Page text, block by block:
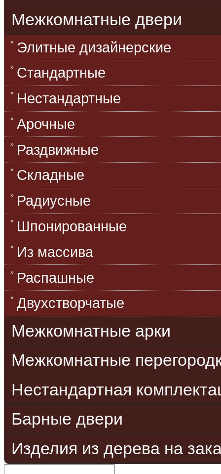
Межкомнатные двери
Элитные дизайнерские
Стандартные
Нестандартные
Арочные
Раздвижные
Складные
Радиусные
Шпонированные
Из массива
Распашные
Двухстворчатые
Межкомнатные арки
Межкомнатные
Нестандартная
Барные двери
Изделия из дерева на